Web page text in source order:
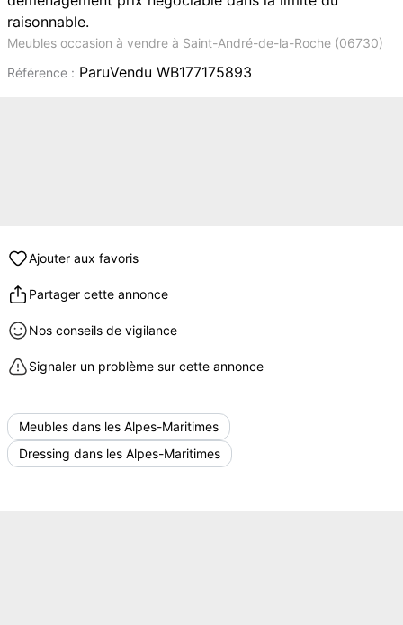
raisonnable.
Meubles occasion à vendre à Saint-André-de-la-Roche (06730)
Référence : ParuVendu WB177175893
Ajouter aux favoris
Partager cette annonce
Nos conseils de vigilance
Signaler un problème sur cette annonce
Meubles dans les Alpes-Maritimes
Dressing dans les Alpes-Maritimes